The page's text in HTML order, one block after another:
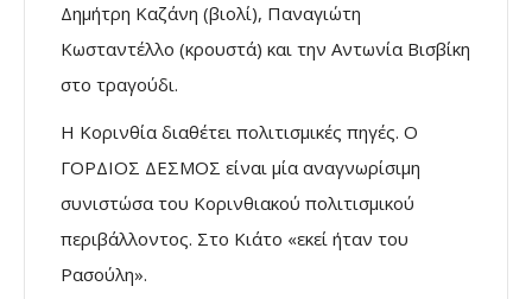
Δημήτρη Καζάνη (βιολί), Παναγιώτη
Κωσταντέλλο (κρουστά) και την Αντωνία Βισβίκη
στο τραγούδι.
Η Κορινθία διαθέτει πολιτισμικές πηγές. Ο
ΓΟΡΔΙΟΣ ΔΕΣΜΟΣ είναι μία αναγνωρίσιμη
συνιστώσα του Κορινθιακού πολιτισμικού
περιβάλλοντος. Στο Κιάτο «εκεί ήταν του
Ρασούλη».